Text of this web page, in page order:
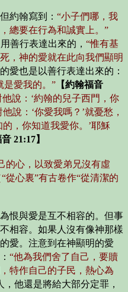
約翰寫到： “小子們哪，我
總要在行為和誠實上。”
善行表達出來的， “惟有基
，神的愛就在此向我們顯明
愛也是以善行表達出來的：
是愛我的。” 【約翰福音
他說：‘約翰的兒子西門，你
說：‘你愛我嗎？’就憂愁，
，你知道我愛你。’耶穌
21:17】
的心，以致愛弟兄沒有虛
從心裏”有古卷作“從清潔的
恨與愛是互不相容的。但事
相容。如果人沒有像神那樣
愛。注意到在神顯明的愛
“他為我們舍了自己，要贖
特作自己的子民，熱心為
，他還是將給大部分定罪，